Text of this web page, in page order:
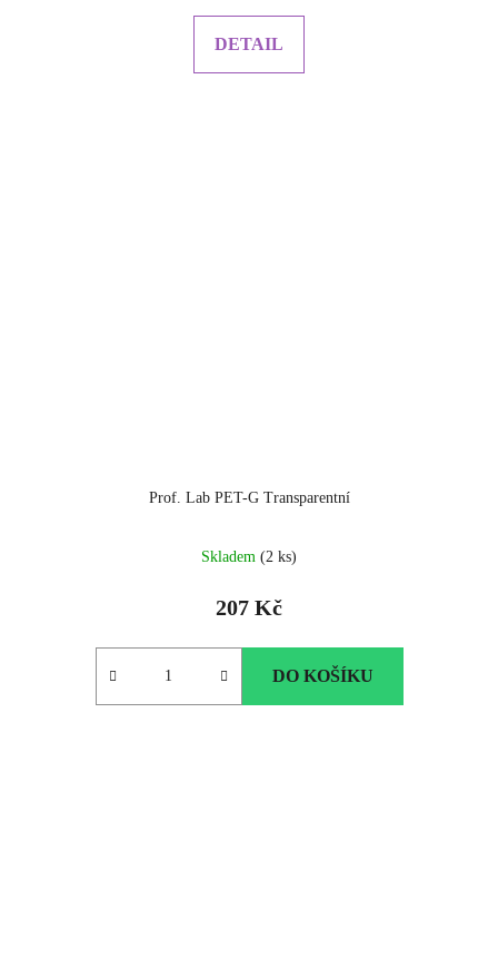
DETAIL
Prof. Lab PET-G Transparentní
Skladem (2 ks)
207 Kč
DO KOŠÍKU